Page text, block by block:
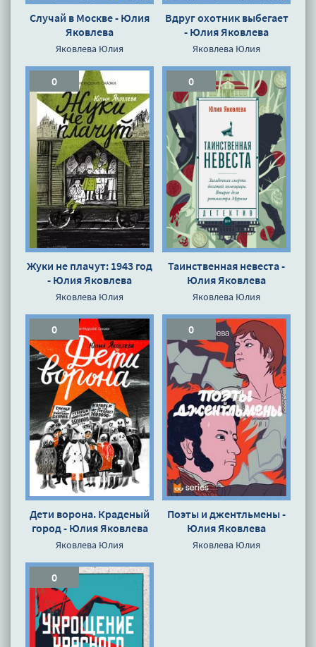
Случай в Москве - Юлия
Яковлева
Яковлева Юлия
Вдруг охотник выбегает
- Юлия Яковлева
Яковлева Юлия
0
Жуки не плачут: 1943 год
- Юлия Яковлева
Яковлева Юлия
0
Таинственная невеста -
Юлия Яковлева
Яковлева Юлия
0
Дети ворона. Краденый
город - Юлия Яковлева
Яковлева Юлия
0
Поэты и джентльмены -
Юлия Яковлева
Яковлева Юлия
0